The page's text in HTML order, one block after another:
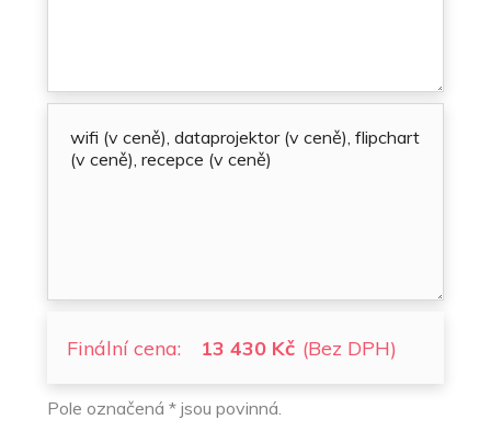
Finální cena: 13 430 Kč (Bez DPH)
Pole označená * jsou povinná.